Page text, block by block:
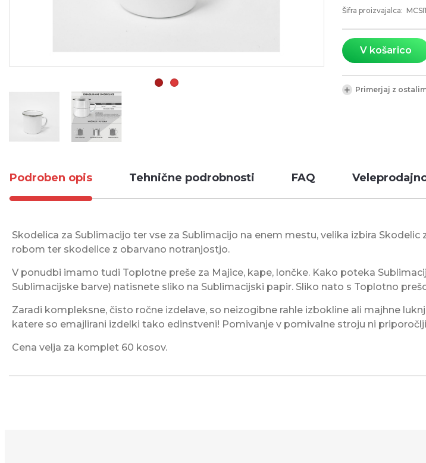
Šifra proizvajalca:
V košarico
Primerjaj z
Podroben opis Tehnične podrobnosti FAQ
Skodelica za Sublimacijo ter vse za Sublimacijo na enem mestu, velika izbira
robom ter skodelice z obarvano notranjostjo.
V ponudbi imamo tudi Toplotne preše za Majice, kape, lončke. Kako poteka
Sublimacijske barve) natisnete sliko na Sublimacijski papir. Sliko nato s Toplotno
Zaradi kompleksne, čisto ročne izdelave, so neizogibne rahle izbokline ali majhne
katere so emajlirani izdelki tako edinstveni! Pomivanje v pomivalne stroju ni
Cena velja za komplet 60 kosov.